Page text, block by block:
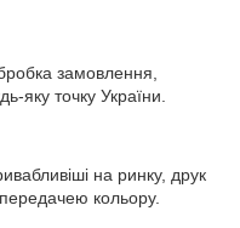
замовлення,
яку точку України.
на ринку, друк
кольору.